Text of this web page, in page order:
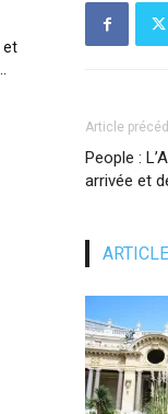
Article
People :
arrivée et
et